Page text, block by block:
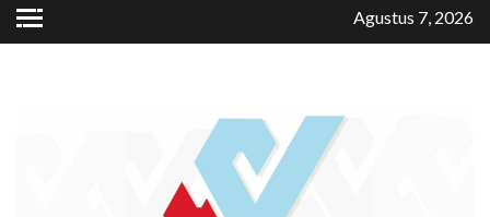
Skip
to
Agustus 7, 2026